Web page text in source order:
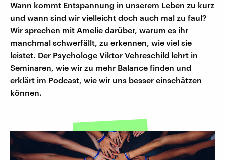
Wann kommt Entspannung in unserem Leben zu kurz
und wann sind wir vielleicht doch auch mal zu faul?
Wir sprechen mit Amelie darüber, warum es ihr
manchmal schwerfällt, zu erkennen, wie viel sie
leistet. Der Psychologe Viktor Vehreschild lehrt in
Seminaren, wie wir zu mehr Balance finden und
erklärt im Podcast, wie wir uns besser einschätzen
können.